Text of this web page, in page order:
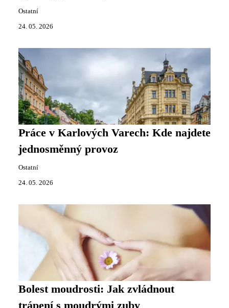
Ostatní
24. 05. 2026
Práce v Karlových Varech: Kde najdete
jednosměnný provoz
Ostatní
24. 05. 2026
Bolest moudrosti: Jak zvládnout